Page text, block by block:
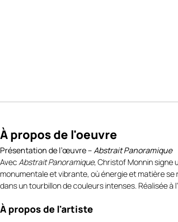
À propos de l'oeuvre
Présentation de l’œuvre –Abstrait Panoramique
AvecAbstrait Panoramique, Christof Monnin signe
monumentale et vibrante, où énergie et matière
dans un tourbillon de couleurs intenses. Réalisée à
amplifie l’élan et la dynamique du geste pictural
À propos de l'artiste